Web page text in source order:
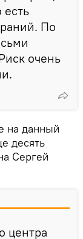
По
очень
на данный
десять
Сергей
центра